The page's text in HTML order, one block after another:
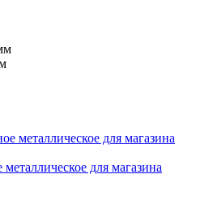
для магазина